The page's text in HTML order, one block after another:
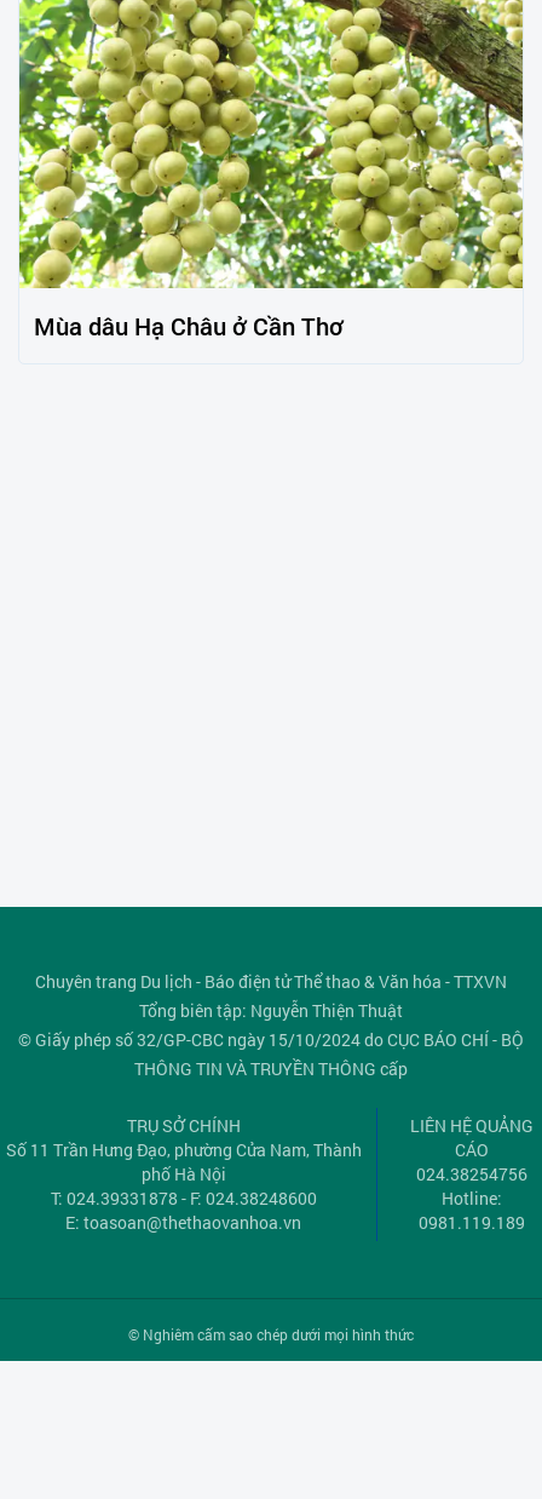
Mùa dâu Hạ Châu ở Cần Thơ
Chuyên trang Du lịch - Báo điện tử Thể thao & Văn hóa - TTXVN
Tổng biên tập: Nguyễn Thiện Thuật
© Giấy phép số 32/GP-CBC ngày 15/10/2024 do CỤC BÁO CHÍ - BỘ
THÔNG TIN VÀ TRUYỀN THÔNG cấp
TRỤ SỞ CHÍNH
Số 11 Trần Hưng Đạo, phường Cửa Nam, Thành
phố Hà Nội
T: 024.39331878 - F: 024.38248600
E:toasoan@thethaovanhoa.vn
LIÊN HỆ QUẢNG
CÁO
024.38254756
Hotline:
0981.119.189
© Nghiêm cấm sao chép dưới mọi hình thức